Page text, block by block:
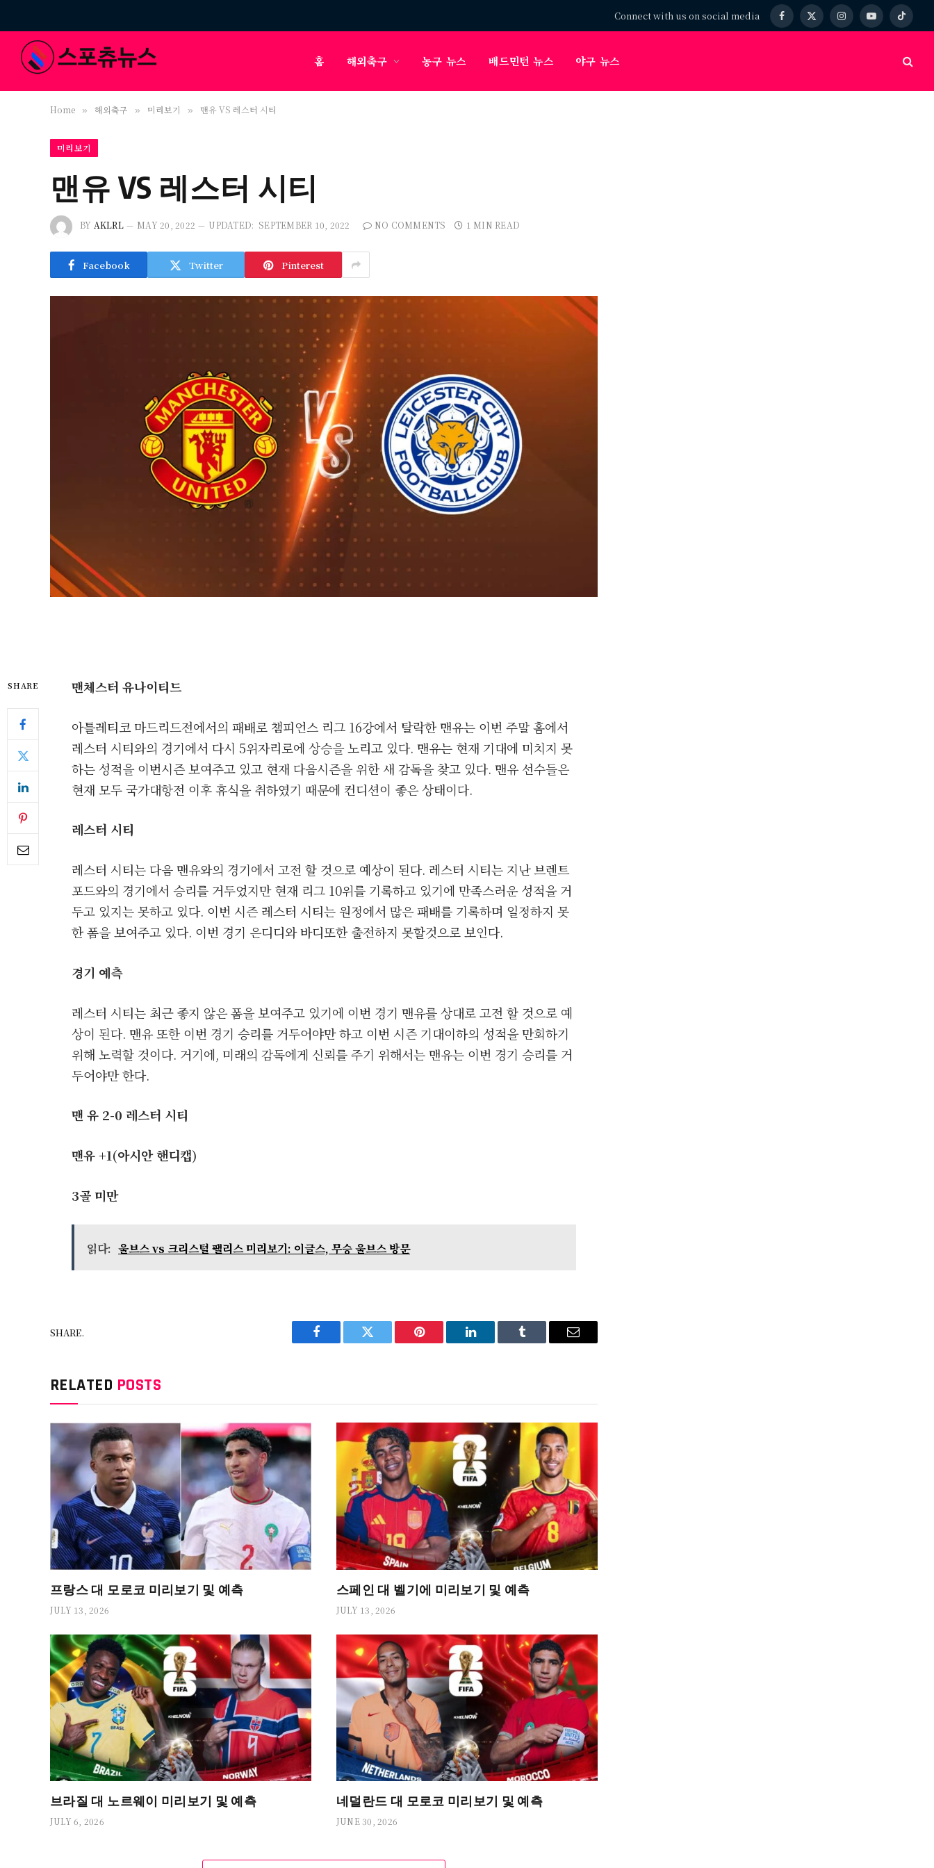
Connect with us on social media Facebook
X
InstagramYouTubeTikTok
홈 해외축구 농구 뉴스 배드민턴 뉴스 야구 뉴스
Home » 해외축구 » 미리보기 » 맨유 VS 레스터 시티
미리보기
맨유 VS 레스터 시티
BY AKLRL MAY 20, 2022 UPDATED: SEPTEMBER 10, 2022 NO COMMENTS 1 MIN READ
Facebook Twitter Pinterest
SHARE 맨체스터 유나이티드
아틀레티코 마드리드전에서의 패배로 챔피언스 리그 16강에서 탈락한 맨유는 이번 주말 홈에서
레스터 시티와의 경기에서 다시 5위자리로에 상승을 노리고 있다. 맨유는 현재 기대에 미치지 못
하는 성적을 이번시즌 보여주고 있고 현재 다음시즌을 위한 새 감독을 찾고 있다. 맨유 선수들은
현재 모두 국가대항전 이후 휴식을 취하였기 때문에 컨디션이 좋은 상태이다.
레스터 시티
레스터 시티는 다음 맨유와의 경기에서 고전 할 것으로 예상이 된다. 레스터 시티는 지난 브렌트
포드와의 경기에서 승리를 거두었지만 현재 리그 10위를 기록하고 있기에 만족스러운 성적을 거
두고 있지는 못하고 있다. 이번 시즌 레스터 시티는 원정에서 많은 패배를 기록하며 일정하지 못
한 폼을 보여주고 있다. 이번 경기 은디디와 바디또한 출전하지 못할것으로 보인다.
경기 예측
레스터 시티는 최근 좋지 않은 폼을 보여주고 있기에 이번 경기 맨유를 상대로 고전 할 것으로 예
상이 된다. 맨유 또한 이번 경기 승리를 거두어야만 하고 이번 시즌 기대이하의 성적을 만회하기
위해 노력할 것이다. 거기에, 미래의 감독에게 신뢰를 주기 위해서는 맨유는 이번 경기 승리를 거
두어야만 한다.
맨 유 2-0 레스터 시티
맨유 +1(아시안 핸디캡)
3골 미만
읽다: 울브스 vs 크리스털 팰리스 미리보기: 이글스, 무승 울브스 방문
SHARE.
Facebook Twitter Pinterest LinkedIn Tumblr Email
RELATED POSTS
프랑스 대 모로코 미리보기 및 예측
JULY 13, 2026
스페인 대 벨기에 미리보기 및 예측
JULY 13, 2026
브라질 대 노르웨이 미리보기 및 예측
JULY 6, 2026
네덜란드 대 모로코 미리보기 및 예측
JUNE 30, 2026